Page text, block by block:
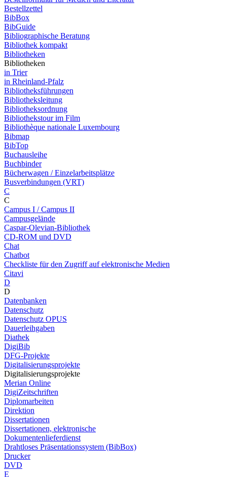
Bestellzettel
BibBox
BibGuide
Bibliographische Beratung
Bibliothek kompakt
Bibliotheken
Bibliotheken
in Trier
in Rheinland-Pfalz
Bibliotheksführungen
Bibliotheksleitung
Bibliotheksordnung
Bibliothekstour im Film
Bibliothèque nationale Luxembourg
Bibmap
BibTop
Buchausleihe
Buchbinder
Bücherwagen / Einzelarbeitsplätze
Busverbindungen (VRT)
C
C
Campus I / Campus II
Campusgelände
Caspar-Olevian-Bibliothek
CD-ROM und DVD
Chat
Chatbot
Checkliste für den Zugriff auf elektronische Medien
Citavi
D
D
Datenbanken
Datenschutz
Datenschutz OPUS
Dauerleihgaben
Diathek
DigiBib
DFG-Projekte
Digitalisierungsprojekte
Digitalisierungsprojekte
Merian Online
DigiZeitschriften
Diplomarbeiten
Direktion
Dissertationen
Dissertationen, elektronische
Dokumentenlieferdienst
Drahtloses Präsentationssystem (BibBox)
Drucker
DVD
E